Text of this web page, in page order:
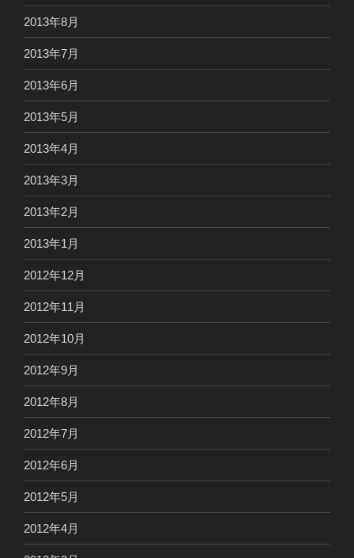
2013年8月
2013年7月
2013年6月
2013年5月
2013年4月
2013年3月
2013年2月
2013年1月
2012年12月
2012年11月
2012年10月
2012年9月
2012年8月
2012年7月
2012年6月
2012年5月
2012年4月